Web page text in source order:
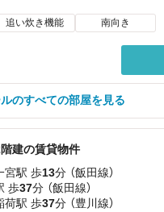
追い炊き機能 南向き
のすべての部屋を見る
建の賃貸物件
宮駅 歩13分 （飯田線）
歩37分 （飯田線）
荷駅 歩37分 （豊川線）